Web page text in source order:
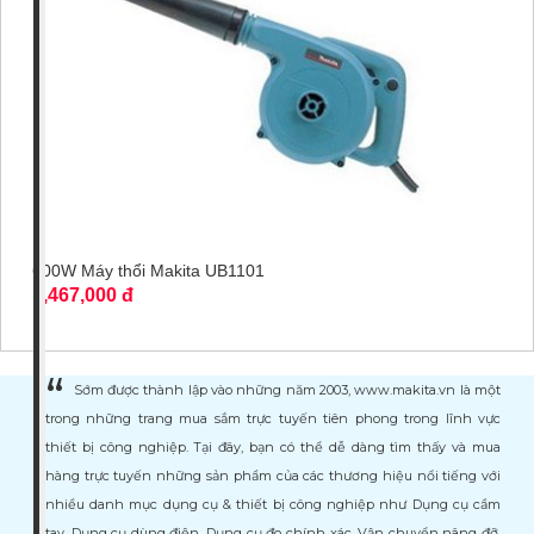
600W Máy thổi Makita UB1101
1,467,000 đ
Sớm được thành lập vào những năm 2003, www.makita.vn là một
trong những trang mua sắm trực tuyến tiên phong trong lĩnh vực
thiết bị công nghiệp. Tại đây, bạn có thể dễ dàng tìm thấy và mua
hàng trực tuyến những sản phẩm của các thương hiệu nổi tiếng với
nhiều danh mục dụng cụ & thiết bị công nghiệp như Dụng cụ cầm